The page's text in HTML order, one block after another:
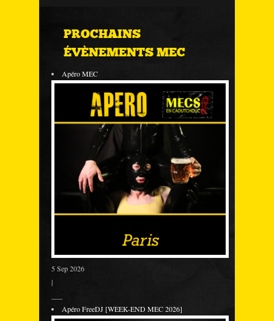
PROCHAINS
ÉVÈNEMENTS MEC
Apéro MEC
5 Sep 2026
|
Apéro FreeDJ [WEEK-END MEC 2026]